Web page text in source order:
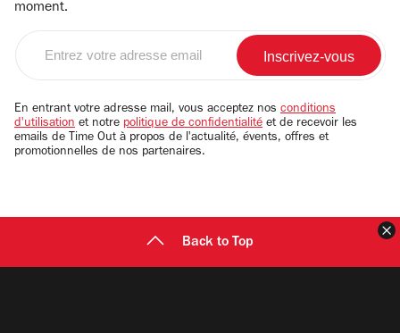
moment.
email
En entrant votre adresse mail, vous acceptez nos conditions
d'utilisation et notre politique de confidentialité et de recevoir les
emails de Time Out à propos de l'actualité, évents, offres et
promotionnelles de nos partenaires.
Back to Top